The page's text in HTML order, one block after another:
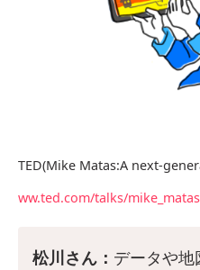
TED(Mike Matas:A next-
ww.ted.com/talks/mike_matas
松川さん： データや地